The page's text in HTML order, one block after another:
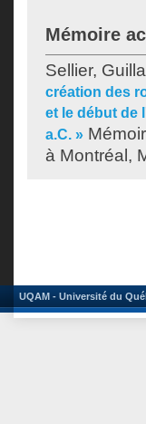
Mémoire
Sellier,
création des
et le début de
a.C. »
à Montréal,
UQAM - Université du